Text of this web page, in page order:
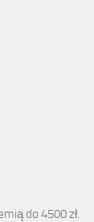
do 4500 zł.